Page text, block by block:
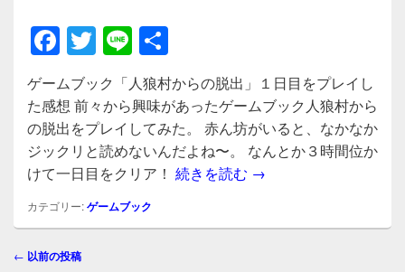
F
a
c
e
b
o
o
k
T
wi
tt
er
Li
n
e
有
ゲームブック「人狼村からの脱出」１日目をプレイし
た感想 前々から興味があったゲームブック人狼村から
の脱出をプレイしてみた。 赤ん坊がいると、なかなか
ジックリと読めないんだよね〜。 なんとか３時間位か
けて一日目をクリア！ 続きを読む ゲームブック「人狼村
→
カテゴリー:ゲームブック
投← 以前の投稿